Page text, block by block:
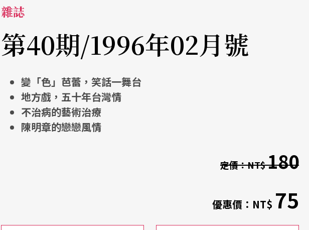
雜誌
第40期/1996年02月號
變「色」芭蕾，笑話一舞台
地方戲，五十年台灣情
不治病的藝術治療
陳明章的戀戀風情
定價：NT$180
優惠價： NT$ 75